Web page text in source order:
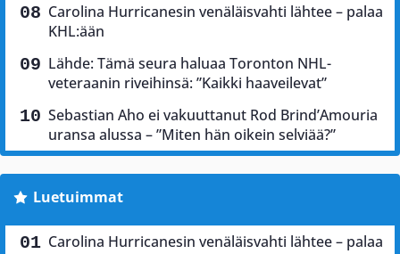
Carolina Hurricanesin venäläisvahti lähtee – palaa
KHL:ään
Lähde: Tämä seura haluaa Toronton NHL-
veteraanin riveihinsä: ”Kaikki haaveilevat”
Sebastian Aho ei vakuuttanut Rod Brind’Amouria
uransa alussa – ”Miten hän oikein selviää?”
Luetuimmat
Carolina Hurricanesin venäläisvahti lähtee – palaa